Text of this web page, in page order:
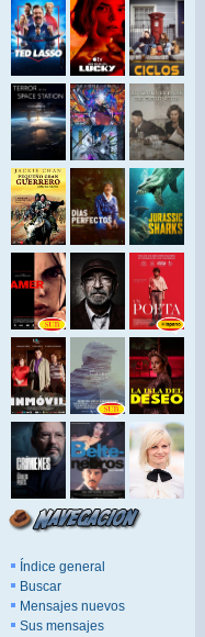
Índice general
Buscar
Mensajes nuevos
Sus mensajes